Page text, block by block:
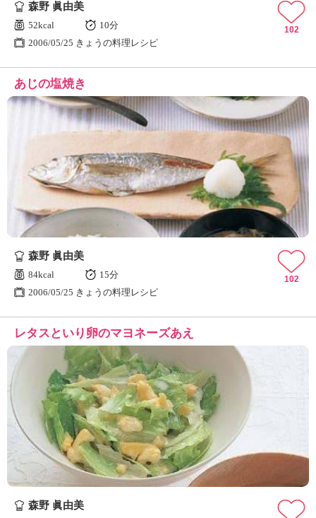
森野 眞由美
52kcal
10分
2006/05/25 きょうの料理レシピ
102
あじの塩焼き
森野 眞由美
84kcal
15分
2006/05/25 きょうの料理レシピ
102
レタスといり卵のマヨネーズあえ
森野 眞由美